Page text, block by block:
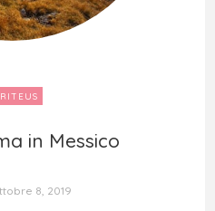
in Messico
in Messico
8, 2019